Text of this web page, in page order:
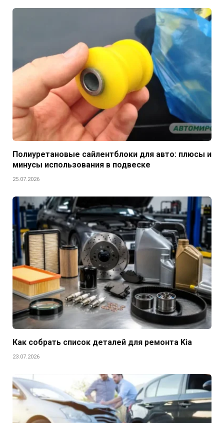
Полиуретановые сайлентблоки для авто: плюсы и
минусы использования в подвеске
25.07.2026
Как собрать список деталей для ремонта Kia
23.07.2026